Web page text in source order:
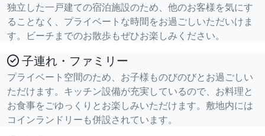
独立した一戸建ての宿泊施設のため、他のお客様を気にす
ることなく、プライベートな時間をお過ごしいただいけま
す。ビーチまでのお散歩もぜひお楽しみください。
子連れ・ファミリー
プライベート空間のため、お子様ものびのびとお過ごしい
ただけます。キッチン設備が充実しているので、お料理と
お食事をごゆっくりとお楽しみいただけます。敷地内には
コインランドリーも併設されています。